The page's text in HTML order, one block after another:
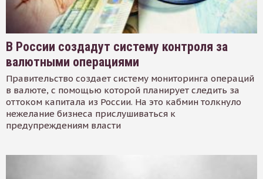
В России создадут систему контроля за
валютными операциями
Правительство создает систему мониторинга операций
в валюте, с помощью которой планирует следить за
оттоком капитала из России. На это кабмин толкнуло
нежелание бизнеса прислушиваться к
предупреждениям власти